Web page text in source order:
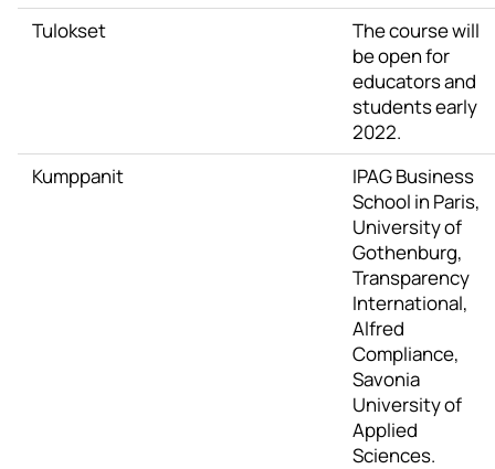
Tulokset
The course will
be open for
educators and
students early
2022.
Kumppanit
IPAG Business
School in Paris,
University of
Gothenburg,
Transparency
International,
Alfred
Compliance,
Savonia
University of
Applied
Sciences.